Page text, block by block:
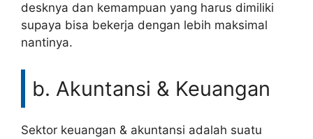
desknya dan kemampuan yang harus dimiliki
supaya bisa bekerja dengan lebih maksimal
nantinya.
b. Akuntansi & Keuangan
Sektor keuangan & akuntansi adalah suatu